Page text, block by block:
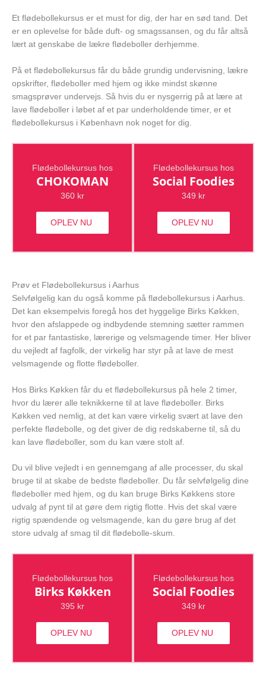
Et flødebollekursus er et must for dig, der har en sød tand. Det
er en oplevelse for både duft- og smagssansen, og du får altså
lært at genskabe de lækre flødeboller derhjemme.
På et flødebollekursus får du både grundig undervisning, lækre
opskrifter, flødeboller med hjem og ikke mindst skønne
smagsprøver undervejs. Så hvis du er nysgerrig på at lære at
lave flødeboller i løbet af et par underholdende timer, er et
flødebollekursus i København nok noget for dig.
Flødebollekursus hos
CHOKOMAN
360 kr
OPLEV NU
Flødebollekursus hos
Social Foodies
349 kr
OPLEV NU
Prøv et Flødebollekursus i Aarhus
Selvfølgelig kan du også komme på flødebollekursus i Aarhus.
Det kan eksempelvis foregå hos det hyggelige Birks Køkken,
hvor den afslappede og indbydende stemning sætter rammen
for et par fantastiske, lærerige og velsmagende timer. Her bliver
du vejledt af fagfolk, der virkelig har styr på at lave de mest
velsmagende og flotte flødeboller.
Hos Birks Køkken får du et flødebollekursus på hele 2 timer,
hvor du lærer alle teknikkerne til at lave flødeboller. Birks
Køkken ved nemlig, at det kan være virkelig svært at lave den
perfekte flødebolle, og det giver de dig redskaberne til, så du
kan lave flødeboller, som du kan være stolt af.
Du vil blive vejledt i en gennemgang af alle processer, du skal
bruge til at skabe de bedste flødeboller. Du får selvfølgelig dine
flødeboller med hjem, og du kan bruge Birks Køkkens store
udvalg af pynt til at gøre dem rigtig flotte. Hvis det skal være
rigtig spændende og velsmagende, kan du gøre brug af det
store udvalg af smag til dit flødebolle-skum.
Flødebollekursus hos
Birks Køkken
395 kr
OPLEV NU
Flødebollekursus hos
Social Foodies
349 kr
OPLEV NU